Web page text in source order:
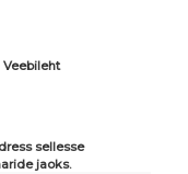
Veebileht
sellesse
jaoks.